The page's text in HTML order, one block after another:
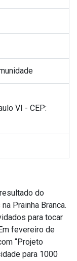
VI - CEP:
do
Prainha Branca.
para tocar
fevereiro de
“Projeto
para 1000